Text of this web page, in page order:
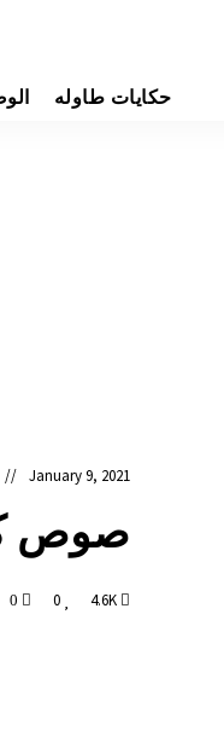
حكايات طاوله
January 9, 2021
صوص
4.6K
0